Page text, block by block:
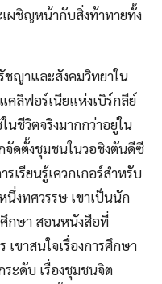
เผชิญหน้ากับสิ่งท้าทายทั้ง
ชญาและสังคมวิทยาใน
ลิฟอร์เนียแห่งเบิร์กลีย์
นชีวิตจริงมากกว่าอยู่ใน
จัดตั้งชุมชนในวอชิงตันดีซี
เรียนรู้เควกเกอร์สำหรับ
งทศวรรษ เขาเป็นนัก
ศึกษา สอนหนังสือที่
เขาสนใจเรื่องการศึกษา
ระดับ เรื่องชุมชนจิต